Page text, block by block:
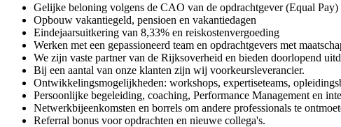
Gelijke beloning volgens de CAO van de opdrachtgever (Equal Pay)
Opbouw vakantiegeld, pensioen en vakantiedagen
Eindejaarsuitkering van 8,33% en reiskostenvergoeding
Werken met een gepassioneerd team en opdrachtgevers met
We zijn vaste partner van de Rijksoverheid en bieden doorlopend
Bij een aantal van onze klanten zijn wij voorkeursleverancier.
Ontwikkelingsmogelijkheden: workshops, expertiseteams,
Persoonlijke begeleiding, coaching, Performance Management en
Netwerkbijeenkomsten en borrels om andere professionals te
Referral bonus voor opdrachten en nieuwe collega's.